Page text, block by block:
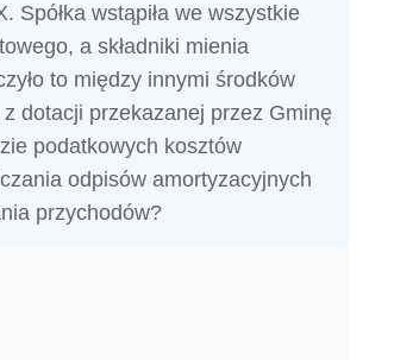
Spółka wstąpiła we wszystkie
a składniki mienia
to między innymi środków
dotacji przekazanej przez Gminę
podatkowych kosztów
odpisów amortyzacyjnych
przychodów?